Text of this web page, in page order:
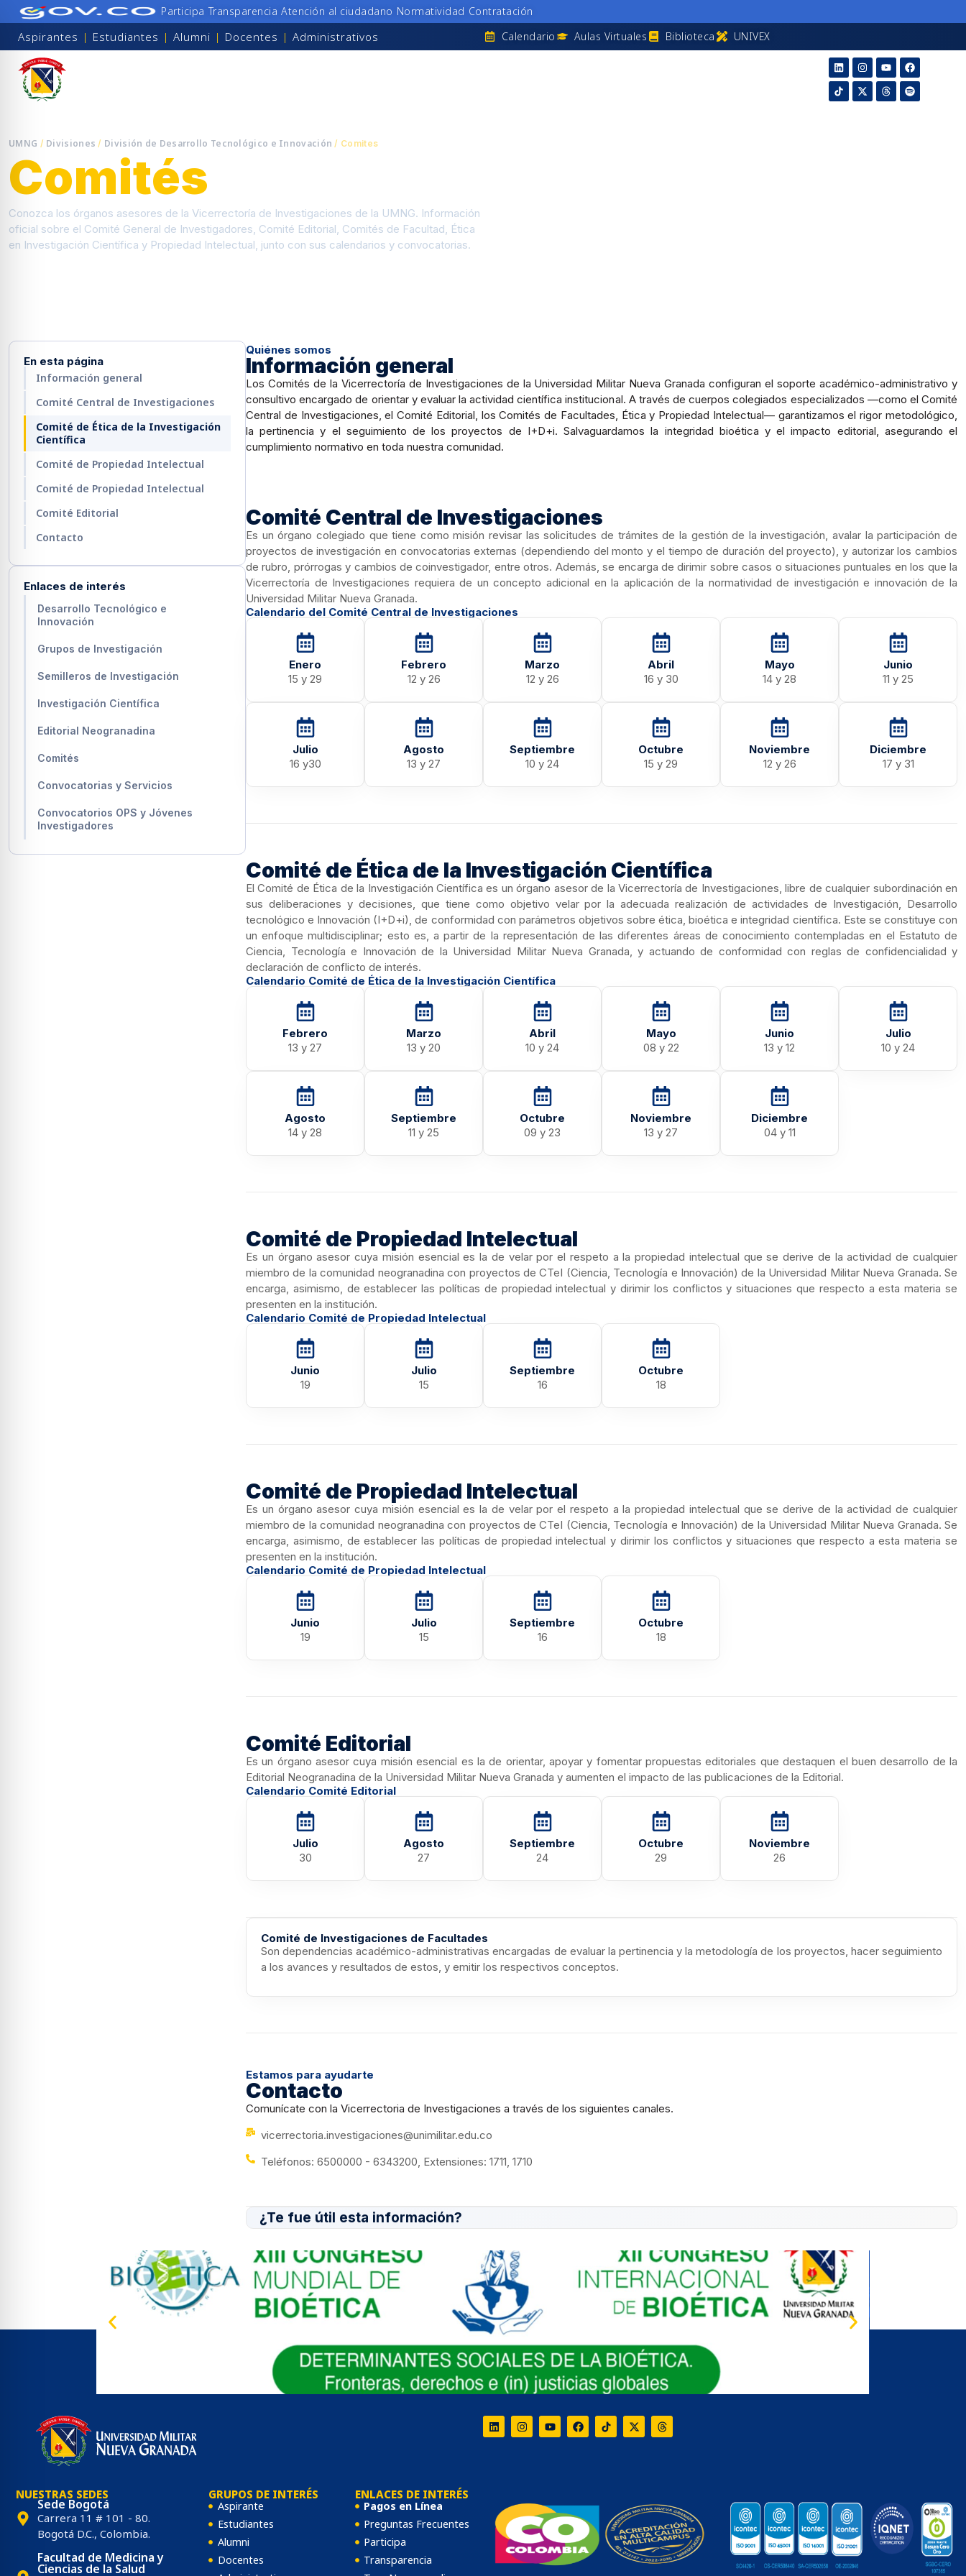
Participa Transparencia Atención al ciudadano Normatividad Contratación
Aspirantes | Estudiantes | Alumni | Docentes | Administrativos Calendario Aulas Virtuales Biblioteca UNIVEX
UMNG / Divisiones / División de Desarrollo Tecnológico e Innovación / Comites
Comités
Conozca los órganos asesores de la Vicerrectoría de Investigaciones de la UMNG. Información
oficial sobre el Comité General de Investigadores, Comité Editorial, Comités de Facultad, Ética
en Investigación Científica y Propiedad Intelectual, junto con sus calendarios y convocatorias.
En esta página
Información general
Comité Central de Investigaciones
Comité de Ética de la Investigación
Científica
Comité de Propiedad Intelectual
Comité de Propiedad Intelectual
Comité Editorial
Contacto
Enlaces de interés
Desarrollo Tecnológico e
Innovación
Grupos de Investigación
Semilleros de Investigación
Investigación Científica
Editorial Neogranadina
Comités
Convocatorias y Servicios
Convocatorios OPS y Jóvenes
Investigadores
Quiénes somos
Información general
Los Comités de la Vicerrectoría de Investigaciones de la Universidad Militar Nueva Granada configuran el soporte académico-administrativo y
consultivo encargado de orientar y evaluar la actividad científica institucional. A través de cuerpos colegiados especializados —como el Comité
Central de Investigaciones, el Comité Editorial, los Comités de Facultades, Ética y Propiedad Intelectual— garantizamos el rigor metodológico,
la pertinencia y el seguimiento de los proyectos de I+D+i. Salvaguardamos la integridad bioética y el impacto editorial, asegurando el
cumplimiento normativo en toda nuestra comunidad.
Comité Central de Investigaciones
Es un órgano colegiado que tiene como misión revisar las solicitudes de trámites de la gestión de la investigación, avalar la participación de
proyectos de investigación en convocatorias externas (dependiendo del monto y el tiempo de duración del proyecto), y autorizar los cambios
de rubro, prórrogas y cambios de coinvestigador, entre otros. Además, se encarga de dirimir sobre casos o situaciones puntuales en los que la
Vicerrectoría de Investigaciones requiera de un concepto adicional en la aplicación de la normatividad de investigación e innovación de la
Universidad Militar Nueva Granada.
Calendario del Comité Central de Investigaciones
Enero
15 y 29
Febrero
12 y 26
Marzo
12 y 26
Abril
16 y 30
Mayo
14 y 28
Junio
11 y 25
Julio
16 y30
Agosto
13 y 27
Septiembre
10 y 24
Octubre
15 y 29
Noviembre
12 y 26
Diciembre
17 y 31
Comité de Ética de la Investigación Científica
El Comité de Ética de la Investigación Científica es un órgano asesor de la Vicerrectoría de Investigaciones, libre de cualquier subordinación en
sus deliberaciones y decisiones, que tiene como objetivo velar por la adecuada realización de actividades de Investigación, Desarrollo
tecnológico e Innovación (I+D+i), de conformidad con parámetros objetivos sobre ética, bioética e integridad científica. Este se constituye con
un enfoque multidisciplinar; esto es, a partir de la representación de las diferentes áreas de conocimiento contempladas en el Estatuto de
Ciencia, Tecnología e Innovación de la Universidad Militar Nueva Granada, y actuando de conformidad con reglas de confidencialidad y
declaración de conflicto de interés.
Calendario Comité de Ética de la Investigación Científica
Febrero
13 y 27
Marzo
13 y 20
Abril
10 y 24
Mayo
08 y 22
Junio
13 y 12
Julio
10 y 24
Agosto
14 y 28
Septiembre
11 y 25
Octubre
09 y 23
Noviembre
13 y 27
Diciembre
04 y 11
Comité de Propiedad Intelectual
Es un órgano asesor cuya misión esencial es la de velar por el respeto a la propiedad intelectual que se derive de la actividad de cualquier
miembro de la comunidad neogranadina con proyectos de CTeI (Ciencia, Tecnología e Innovación) de la Universidad Militar Nueva Granada. Se
encarga, asimismo, de establecer las políticas de propiedad intelectual y dirimir los conflictos y situaciones que respecto a esta materia se
presenten en la institución.
Calendario Comité de Propiedad Intelectual
Junio
19
Julio
15
Septiembre
16
Octubre
18
Comité de Propiedad Intelectual
Es un órgano asesor cuya misión esencial es la de velar por el respeto a la propiedad intelectual que se derive de la actividad de cualquier
miembro de la comunidad neogranadina con proyectos de CTeI (Ciencia, Tecnología e Innovación) de la Universidad Militar Nueva Granada. Se
encarga, asimismo, de establecer las políticas de propiedad intelectual y dirimir los conflictos y situaciones que respecto a esta materia se
presenten en la institución.
Calendario Comité de Propiedad Intelectual
Junio
19
Julio
15
Septiembre
16
Octubre
18
Comité Editorial
Es un órgano asesor cuya misión esencial es la de orientar, apoyar y fomentar propuestas editoriales que destaquen el buen desarrollo de la
Editorial Neogranadina de la Universidad Militar Nueva Granada y aumenten el impacto de las publicaciones de la Editorial.
Calendario Comité Editorial
Julio
30
Agosto
27
Septiembre
24
Octubre
29
Noviembre
26
Comité de Investigaciones de Facultades
Son dependencias académico-administrativas encargadas de evaluar la pertinencia y la metodología de los proyectos, hacer seguimiento
a los avances y resultados de estos, y emitir los respectivos conceptos.
Estamos para ayudarte
Contacto
Comunícate con la Vicerrectoria de Investigaciones a través de los siguientes canales.
vicerrectoria.investigaciones@unimilitar.edu.co
Teléfonos: 6500000 - 6343200, Extensiones: 1711, 1710
¿Te fue útil esta información?
CONGRESO INTERNACIONAL DE BIOETICA
sociales que definen la justicia en el siglo XXI.
Conoce todo sobre el nuevo programa de Prosperidad Social.
NUESTRAS SEDES
Sede Bogotá
Carrera 11 # 101 - 80.
Bogotá D.C., Colombia.
Facultad de Medicina y
Ciencias de la Salud
GRUPOS DE INTERÉS
Aspirante
Estudiantes
Alumni
Docentes
ENLACES DE INTERÉS
Pagos en Línea
Preguntas Frecuentes
Participa
Transparencia
amigable para el TDAH
para ceguera
seguro para epilepsia